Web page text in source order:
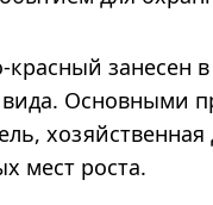
занесен
вида. Основными
мест роста.